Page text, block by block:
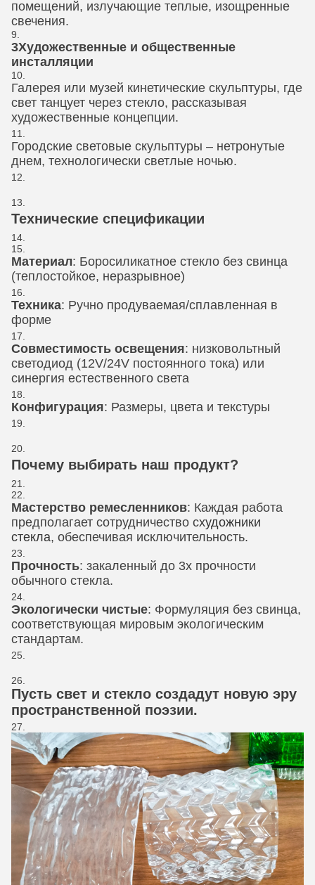
помещений, излучающие теплые, изощренные
свечения.
3Художественные и общественные
инсталляции
Галерея или музей кинетические скульптуры, где
свет танцует через стекло, рассказывая
художественные концепции.
Городские световые скульптуры ‒ нетронутые
днем, технологически светлые ночью.
Технические спецификации
Материал: Боросиликатное стекло без свинца
(теплостойкое, неразрывное)
Техника: Ручно продуваемая/сплавленная в
форме
Совместимость освещения: низковольтный
светодиод (12V/24V постоянного тока) или
синергия естественного света
Конфигурация: Размеры, цвета и текстуры
Почему выбирать наш продукт?
Мастерство ремесленников: Каждая работа
предполагает сотрудничество схудожники
стекла, обеспечивая исключительность.
Прочность: закаленный до 3x прочности
обычного стекла.
Экологически чистые: Формуляция без свинца,
соответствующая мировым экологическим
стандартам.
Пусть свет и стекло создадут новую эру
пространственной поэзии.